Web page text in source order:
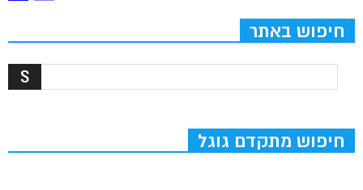
חיפוש באתר
חיפוש מתקדם גוגל